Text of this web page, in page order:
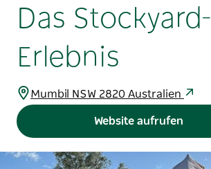
Das Stockyard-
Erlebnis
Mumbil NSW 2820 Australien
Website aufrufen